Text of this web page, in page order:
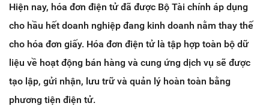
Hiện nay, hóa đơn điện tử đã được Bộ Tài chính áp dụng
cho hầu hết doanh nghiệp đang kinh doanh nằm thay thế
cho hóa đơn giấy. Hóa đơn điện tử là tập hợp toàn bộ dữ
liệu về hoạt động bán hàng và cung ứng dịch vụ sẽ được
tạo lập, gửi nhận, lưu trữ và quản lý hoàn toàn bằng
phương tiện điện tử.